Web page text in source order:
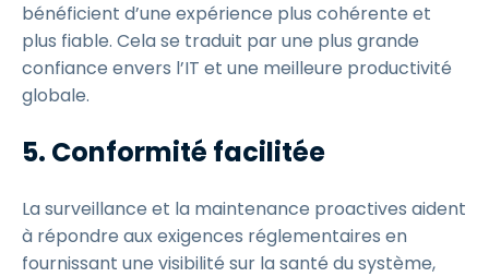
bénéficient d’une expérience plus cohérente et
plus fiable. Cela se traduit par une plus grande
confiance envers l’IT et une meilleure productivité
globale.
5. Conformité facilitée
La surveillance et la maintenance proactives aident
à répondre aux exigences réglementaires en
fournissant une visibilité sur la santé du système,